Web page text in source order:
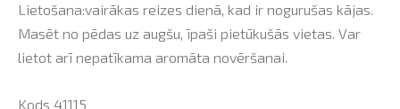
Lietošana:vairākas reizes dienā, kad ir nogurušas kājas.
Masēt no pēdas uz augšu, īpaši pietūkušās vietas. Var
lietot arī nepatīkama aromāta novēršanai.
Kods 41115